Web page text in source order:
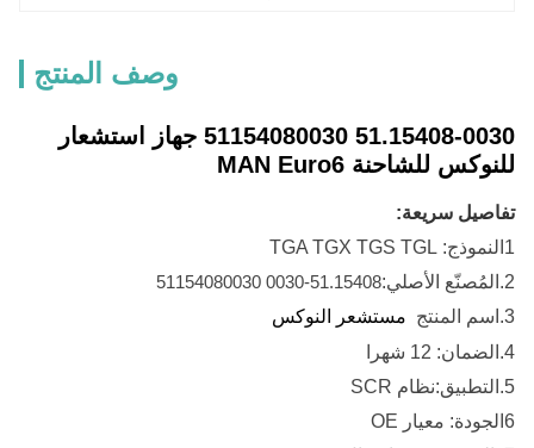
وصف المنتج
51.15408-0030 51154080030 جهاز استشعار
للنوكس للشاحنة MAN Euro6
تفاصيل سريعة:
1النموذج: TGA TGX TGS TGL
2. المُصنّع الأصلي:51.15408-0030 51154080030
3. اسم المنتج مستشعر النوكس
4. الضمان: 12 شهرا
5. التطبيق:نظام SCR
6الجودة: معيار OE